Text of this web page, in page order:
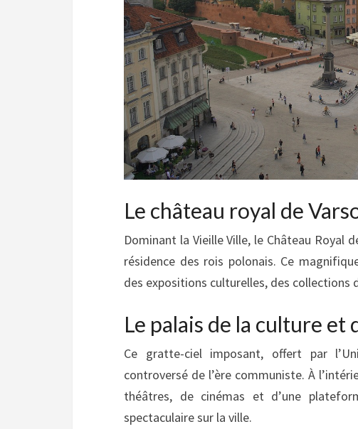
Le château royal de
Dominant la Vieille Ville, le Château Royal
résidence des rois polonais. Ce
des expositions culturelles, des collections
Le palais de la culture et
Ce gratte-ciel imposant, offert par
controversé de l’ère communiste. À
théâtres, de cinémas et d’une
spectaculaire sur la ville.